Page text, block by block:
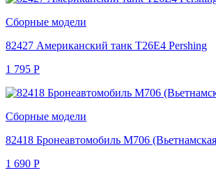
Сборные модели
82427 Американский танк T26E4 Pershing
1 795 Р
Сборные модели
82418 Бронеавтомобиль M706
1 690 Р